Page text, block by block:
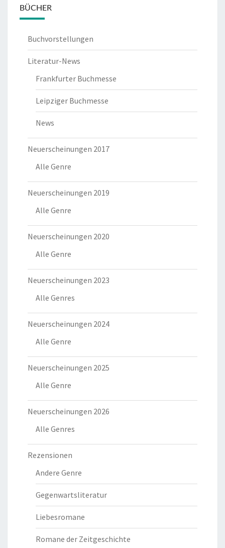
BÜCHER
Buchvorstellungen
Literatur-News
Frankfurter Buchmesse
Leipziger Buchmesse
News
Neuerscheinungen 2017
Alle Genre
Neuerscheinungen 2019
Alle Genre
Neuerscheinungen 2020
Alle Genre
Neuerscheinungen 2023
Alle Genres
Neuerscheinungen 2024
Alle Genre
Neuerscheinungen 2025
Alle Genre
Neuerscheinungen 2026
Alle Genres
Rezensionen
Andere Genre
Gegenwartsliteratur
Liebesromane
Romane der Zeitgeschichte